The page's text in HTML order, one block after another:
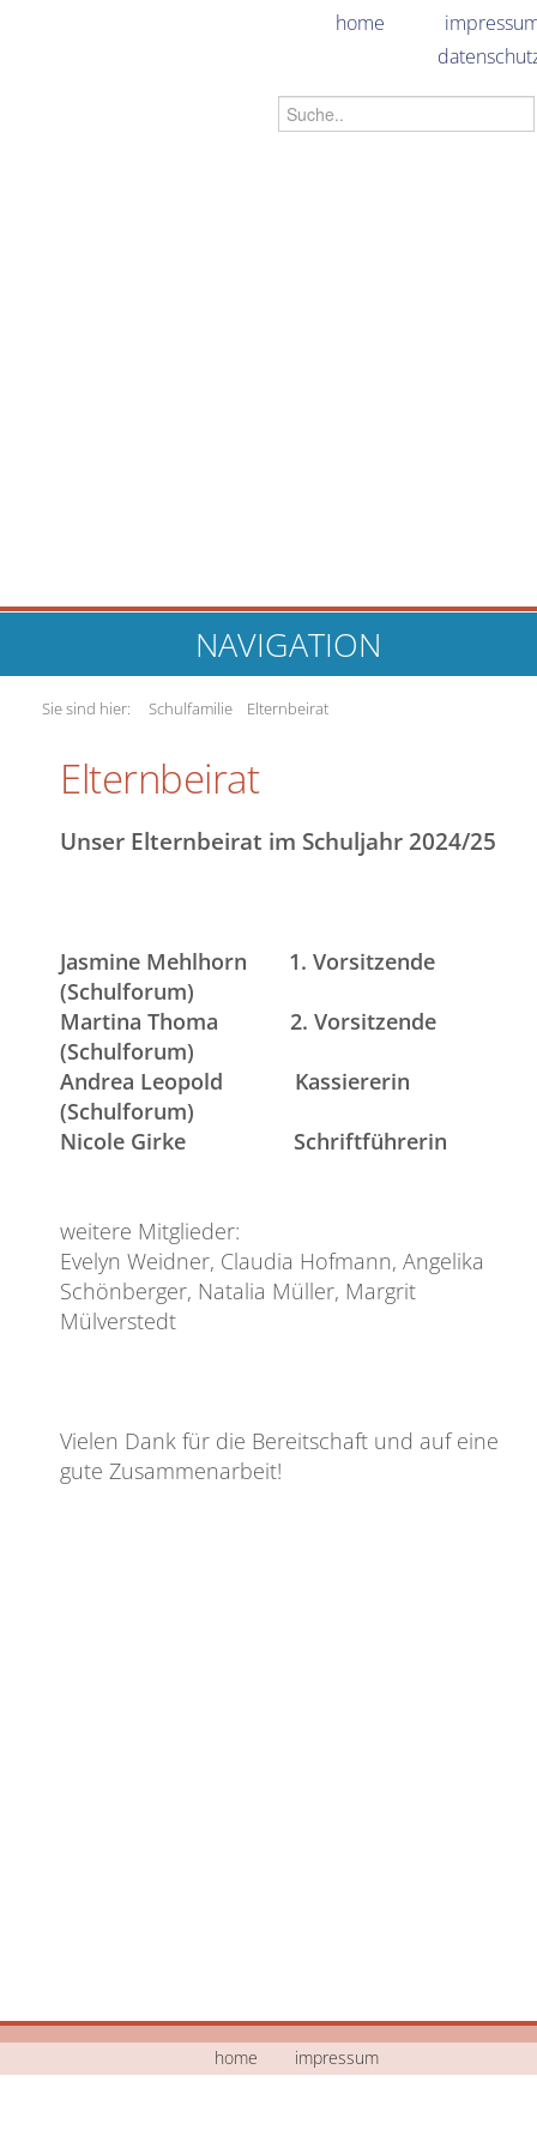
home
NAVIGATION
Sie sind hier: Schulfamilie Elternbeirat
Elternbeirat
Unser Elternbeirat im Schuljahr 2024/25
Jasmine Mehlhorn 1. Vorsitzende
(Schulforum)
Martina Thoma 2. Vorsitzende
(Schulforum)
Andrea Leopold Kassiererin
(Schulforum)
Nicole Girke Schriftführerin
weitere Mitglieder:
Evelyn Weidner, Claudia Hofmann, Angelika
Schönberger, Natalia Müller, Margrit
Mülverstedt
Vielen Dank für die Bereitschaft und auf eine
gute Zusammenarbeit!
home impressum